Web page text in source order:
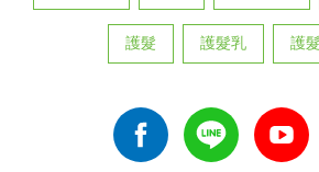
護髮 護髮乳 護